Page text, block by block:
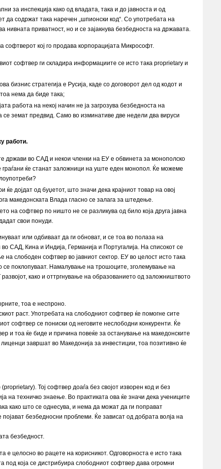
за инспекција како од владата, така и до јавноста и од
содржат така наречен „шпионски код“. Со употребата на
нивната приватност, но и се зајакнува безбедноста на државата.
софтверот кој го продава корпорацијата Микрософт.
софтвер ги складира информациите се исто така proprietary и
бизнис стратегија е Русија, каде со договорот дел од кодот и
нема да биде така;
работа на некој начин не ја загрозува безбедноста на
земат предвид. Само во изминативе две недели два вируси
работи.
држави во САД и некои членки на ЕУ е обвинета за монополско
ќе станат заложници на уште еден монопол. Ќе можеме
дојдат од буџетот, што значи дека крајниот товар на овој
македонската Влада гласно се залага за штедење.
на софтвер по ништо не се разликува од било која друга јавна
свои понуди.
или одбиваат да ги обноват, и се тоа во полаза на
САД, Кина и Индија, Германија и Португалија. На списокот се
на слободен софтвер во јавниот сектор. ЕУ во целост исто така
се поклопуваат. Намалување на трошоците, зголемување на
како и оттргнување на образованието од заложништвото
тоа е неспроно.
раст. Употребата на слободниот софтвер ќе помогне сите
софтвер се пониски од неговите неслободни конкуренти. Ќе
и тоа ќе биде и причина повеќе за останување на македонските
завршат во Македонија за инвестиции, тоа позитивно ќе
Тој софтвер доаѓа без својот изворен код и без
на техничко знаење. Во практиката ова ќе значи дека учениците
како што се однесува, и нема да можат да ги поправат
безбедносни проблеми. Ќе зависат од добрата волја на
безбедност.
целосно во рацете на корисникот. Одговорноста е исто така
под која се дистрибуира слободниот софтвер дава огромни